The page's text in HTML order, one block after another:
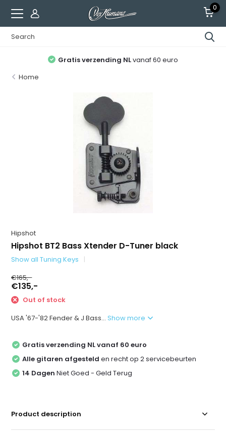
0
Gratis verzending NLvanaf 60 euro
Home
Hipshot
Hipshot BT2 Bass Xtender D-Tuner black
Show all Tuning Keys
€165,-
€135,-
Out of stock
USA '67-'82 Fender & J Bass...Show more
Gratis verzending NL vanaf 60 euro
Alle gitaren afgesteld en recht op 2 servicebeurten
14 Dagen Niet Goed - Geld Terug
Product description